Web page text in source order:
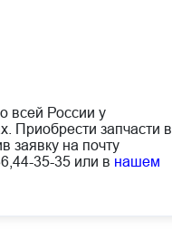
всей России у
запчасти в
заявку на почту
35-35 или в нашем